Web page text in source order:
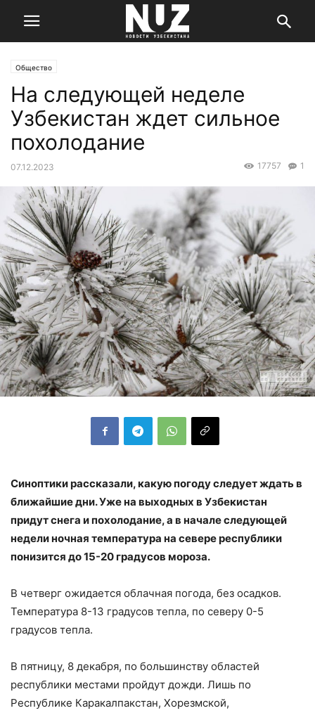
Общество
На следующей неделе
Узбекистан ждет сильное
похолодание
07.12.2023 1
17757
Синоптики рассказали, какую погоду следует ждать в
ближайшие дни. Уже на выходных в Узбекистан
придут снега и похолодание, а в начале следующей
недели ночная температура на севере республики
понизится до 15-20 градусов мороза.
В четверг ожидается облачная погода, без осадков.
Температура 8-13 градусов тепла, по северу 0-5
градусов тепла.
В пятницу, 8 декабря, по большинству областей
республики местами пройдут дожди. Лишь по
Республике Каракалпакстан, Хорезмской,